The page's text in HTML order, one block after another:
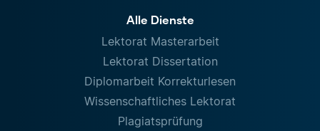
Alle Dienste
Lektorat Masterarbeit
Lektorat Dissertation
Diplomarbeit Korrekturlesen
Wissenschaftliches Lektorat
Plagiatsprüfung